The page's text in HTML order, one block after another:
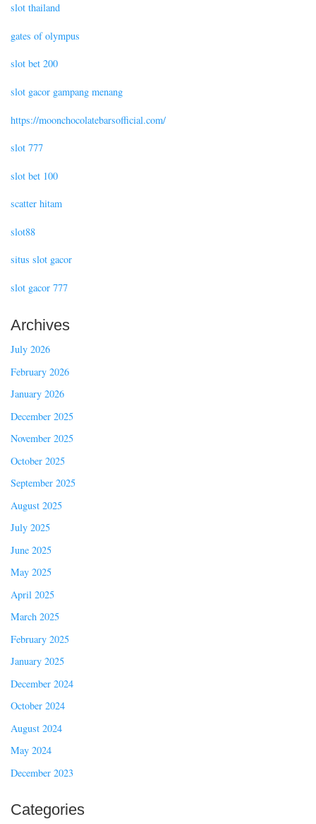
slot thailand
gates of olympus
slot bet 200
slot gacor gampang menang
https://moonchocolatebarsofficial.com/
slot 777
slot bet 100
scatter hitam
slot88
situs slot gacor
slot gacor 777
Archives
July 2026
February 2026
January 2026
December 2025
November 2025
October 2025
September 2025
August 2025
July 2025
June 2025
May 2025
April 2025
March 2025
February 2025
January 2025
December 2024
October 2024
August 2024
May 2024
December 2023
Categories